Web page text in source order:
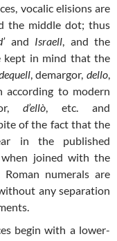
vocalic elisions are
the middle dot; thus
and Israell , and the
kept in mind that the
, demargor,dello
according to modern
d’ellò, etc. and
of the fact that the
in the published
joined with the
Roman numerals are
any separation
begin with a lower-